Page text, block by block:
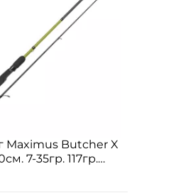
Maximus Butcher X
7-35гр. 117гр.